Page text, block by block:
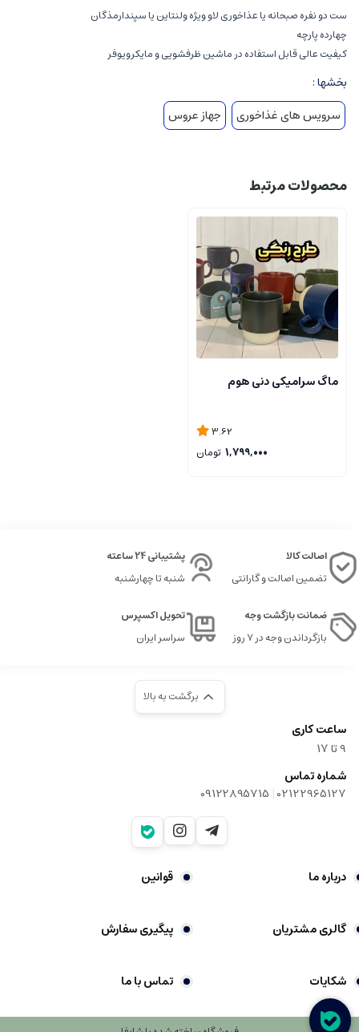
ست دو نفره صبحانه یا عذاخوری لاو ویژه ولنتاین یا سپندارمذگان
چهارده پارچه
کیفیت عالی قابل استفاده در ماشین ظرفشویی و مایکرویوفر
بخشها :
سرویس های غذاخوری
جهاز عروس
محصولات مرتبط
ماگ سرامیکی دنی هوم
3.62
1,799,000 تومان
اصالت کالا
تضمین اصالت و گارانتی
پشتیبانی 24 ساعته
شنبه تا چهارشنبه
ضمانت بازگشت وجه
بازگرداندن وجه در ۷ روز
تحویل اکسپرس
سراسر ایران
برگشت به بالا
ساعت کاری
9‌ تا ۱۷
شماره تماس
02122965127
|
09122895715
درباره ما قوانین
گالری مشتریان پیگیری سفارش
شکایات تماس با ما